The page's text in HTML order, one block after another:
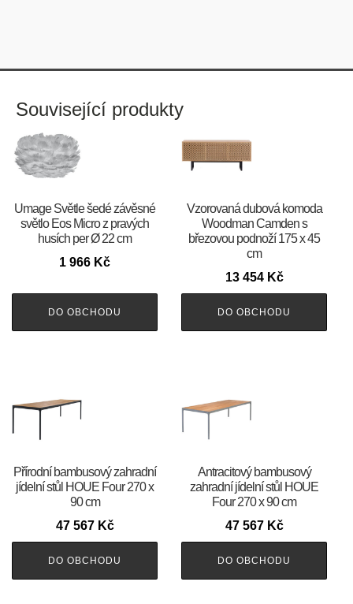
Související produkty
Umage Světle šedé závěsné
světlo Eos Micro z pravých
husích per Ø 22 cm
1 966 Kč
DO OBCHODU
Vzorovaná dubová komoda
Woodman Camden s
březovou podnoží 175 x 45
cm
13 454 Kč
DO OBCHODU
Přírodní bambusový zahradní
jídelní stůl HOUE Four 270 x
90 cm
47 567 Kč
DO OBCHODU
Antracitový bambusový
zahradní jídelní stůl HOUE
Four 270 x 90 cm
47 567 Kč
DO OBCHODU